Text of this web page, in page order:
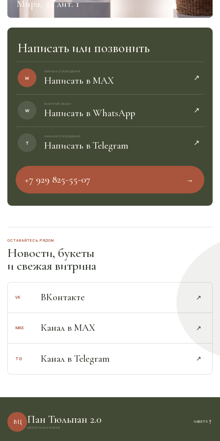
Мира, 44 лит. 1
Написать или позвонить
M
ЛИЧНЫЕ СООБЩЕНИЯ
Написать в MAX ↗︎
W
БЫСТРЫЙ ЗАКАЗ
Написать в WhatsApp ↗︎
T
ЛИЧНЫЕ СООБЩЕНИЯ
Написать в Telegram ↗︎
+7 929 825-55-07 →︎
ОСТАВАЙТЕСЬ РЯДОМ
Новости, букеты
и свежая витрина
VK ВКонтакте ↗︎
MAX Канал в MAX ↗︎
TG Канал в Telegram ↗︎
ВЦ Пан Тюльпан 2.0
ЦВЕТОЧНАЯ ЛАВКА
НАВЕРХ ↑︎